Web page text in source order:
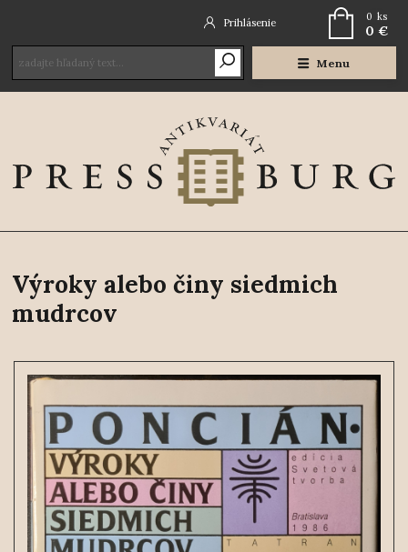
Menu
Prihlásenie 0 ks
0 €
Výroky alebo činy siedmich
mudrcov